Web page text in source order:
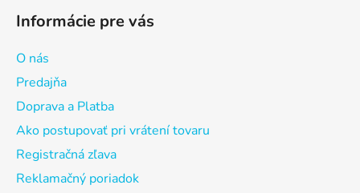
Informácie pre vás
O nás
Predajňa
Doprava a Platba
Ako postupovať pri vrátení tovaru
Registračná zľava
Reklamačný poriadok